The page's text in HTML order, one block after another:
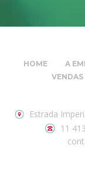
HOME A
VENDAS
Estrada
11